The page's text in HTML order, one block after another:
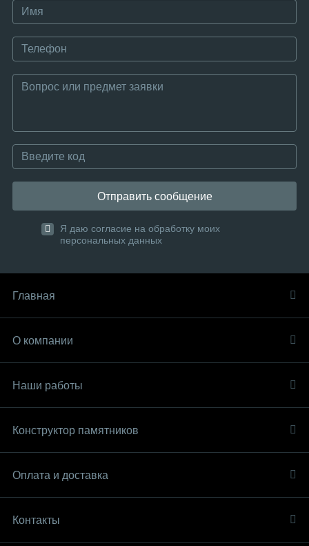
Отправить сообщение
Я даю согласие на обработку моих
персональных данных
Главная
О компании
Наши работы
Конструктор памятников
Оплата и доставка
Контакты